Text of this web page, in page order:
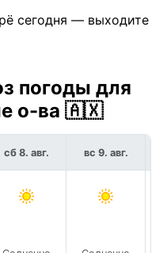
сегодня — выходите
погоды для
о-ва 🇦🇽
сб 8. авг. вс 9. авг.